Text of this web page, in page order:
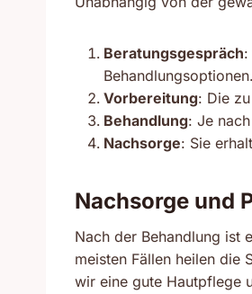
Beratungsgespräch:
Behandlungsoptionen.
Vorbereitung: Die
Behandlung: Je
Nachsorge: Sie
Nachsorge und
Nach der Behandlung ist
meisten Fällen heilen die
wir eine gute Hautpflege